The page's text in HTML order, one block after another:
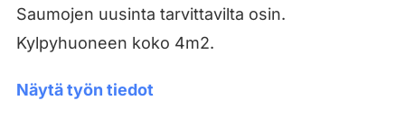
Saumojen uusinta tarvittavilta osin.
Kylpyhuoneen koko 4m2.
Näytä työn tiedot